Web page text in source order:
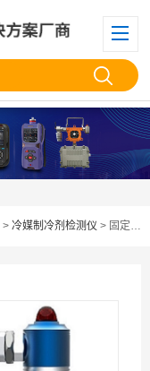
> 冷媒制冷剂检测仪 > 固定在线式多功能冷媒制冷剂检测仪